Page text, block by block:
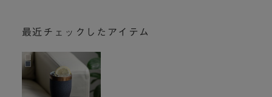
最近チェックしたアイテム